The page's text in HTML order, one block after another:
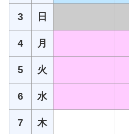
3 日
4 月
5 火
6 水
7 木